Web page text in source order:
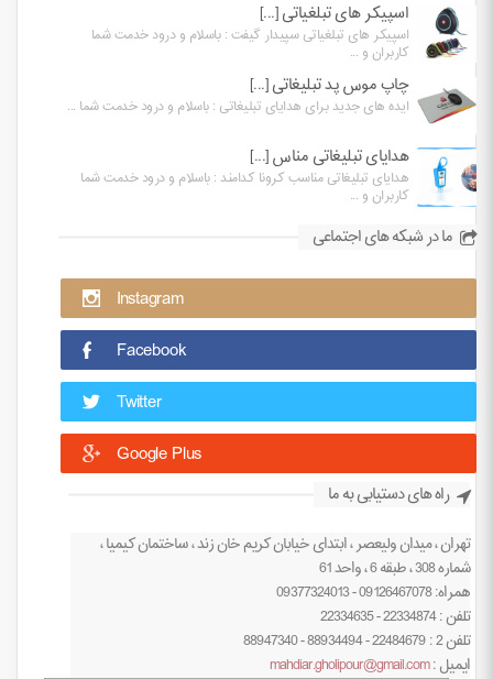
اسپیکر های تبلغیاتی [...]
اسپیکر های تبلغیاتی سپیدار گیفت : باسلام و درود خدمت شما
کاربران و ...
چاپ موس پد تبلیغاتی [...]
ایده های جدید برای هدایای تبلیغاتی : باسلام و درود خدمت شما ...
هدایای تبلیغاتی مناس [...]
هدایای تبلیغاتی مناسب کرونا کدامند : باسلام و درود خدمت شما
کاربران و ...
ما در شبکه های اجتماعی
Instagram
Facebook
Twitter
Google Plus
راه های دستیابی به ما
تهران ، میدان ولیعصر ، ابتدای خیابان کریم خان زند ، ساختمان کیمیا ،
شماره 308 ، طبقه 6 ، واحد 61
همراه: 09126467078 - 09377324013
تلفن : 22334874 - 22334635
تلفن 2 : 22484679 - 88934494 - 88947340
ایمیل :mahdiar.gholipour@gmail.com